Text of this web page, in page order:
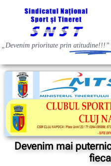
„Devenim prioritate prin atitudine!!!”
Devenim mai